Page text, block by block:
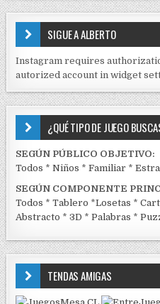
S
E
J
C
K
SIGUE A ALBERTO
Instagram requires
autorized account in widget
¿QUÉ TIPO DE JUEGO
SEGÚN PÚBLICO OBJETIVO:
Todos *Niños *Familiar *
SEGÚN COMPONENTE
Todos *Tablero *Losetas *
Abstracto *3D *Palabras *
TENDAS AMIGAS